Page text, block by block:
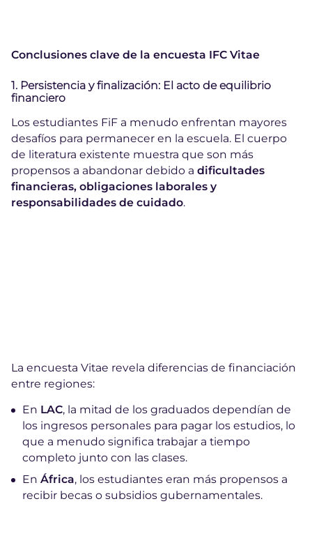
Conclusiones clave de la encuesta IFC Vitae
1. Persistencia y finalización: El acto de equilibrio
financiero
Los estudiantes FiF a menudo enfrentan mayores
desafíos para permanecer en la escuela. El cuerpo
de literatura existente muestra que son más
propensos a abandonar debido a dificultades
financieras, obligaciones laborales y
responsabilidades de cuidado.
La encuesta Vitae revela diferencias de financiación
entre regiones:
En LAC, la mitad de los graduados dependían de
los ingresos personales para pagar los estudios, lo
que a menudo significa trabajar a tiempo
completo junto con las clases.
En África, los estudiantes eran más propensos a
recibir becas o subsidios gubernamentales.